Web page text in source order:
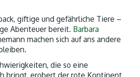
giftige und gefährliche Tiere –
Abenteuer bereit. Barbara
machen sich auf ans andere
die so eine
bringt, erobert der rote Kontinent